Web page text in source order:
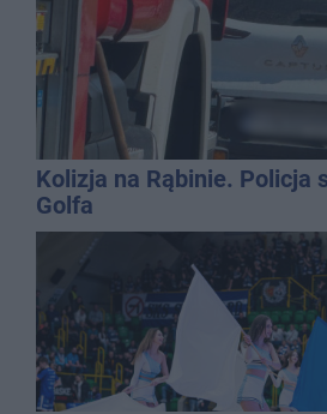
Kolizja na Rąbinie. Policja
Golfa